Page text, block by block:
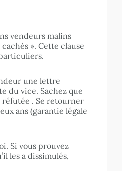
vendeurs malins
». Cette clause
une lettre
du vice. Sachez que
réfutée . Se retourner
ans (garantie légale
Si vous prouvez
les a dissimulés,